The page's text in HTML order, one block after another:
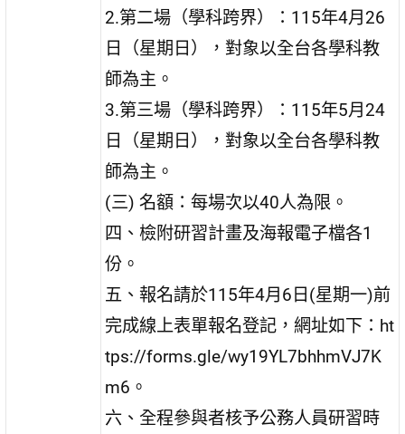
2.第二場（學科跨界）：115年4月26
日（星期日），對象以全台各學科教
師為主。
3.第三場（學科跨界）：115年5月24
日（星期日），對象以全台各學科教
師為主。
(三) 名額：每場次以40人為限。
四、檢附研習計畫及海報電子檔各1
份。
五、報名請於115年4月6日(星期一)前
完成線上表單報名登記，網址如下：ht
tps://forms.gle/wy19YL7bhhmVJ7K
m6。
六、全程參與者核予公務人員研習時